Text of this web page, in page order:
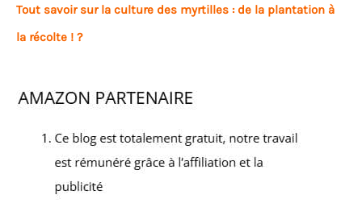
Tout savoir sur la culture des myrtilles : de la plantation à
la récolte ! ?